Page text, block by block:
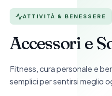
ATTIVITÀ & BENESSERE
Accessori e
Fitness, cura personale e
semplici per sentirsi meglio